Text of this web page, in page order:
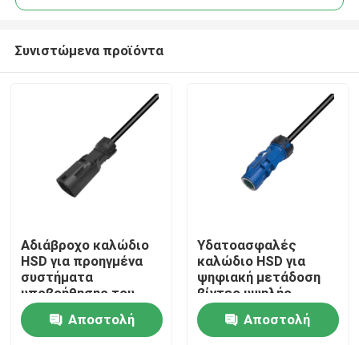
Προϊόντα
Βίντεο
Συνιστώμενα προϊόντα
Αδιάβροχο καλώδιο
HSD για προηγμένα
συστήματα
υποβοήθησης του
οδηγού (ADAS)
Αποστολή
Υδατοασφαλές
καλώδιο HSD για
ψηφιακή μετάδοση
βίντεο υψηλής
ταχύτητας
Αποστολή